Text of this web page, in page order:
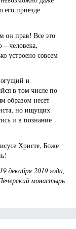
приезде
он прав! Все это
– человека,
устроено совсем
и
в том числе по
образом несет
но ищущих
и в познание
Христе, Боже
19 декабря 2019 года,
монастырь